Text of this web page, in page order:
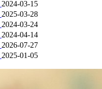
2024-03-15
2025-03-28
2024-03-24
2024-04-14
2026-07-27
2025-01-05